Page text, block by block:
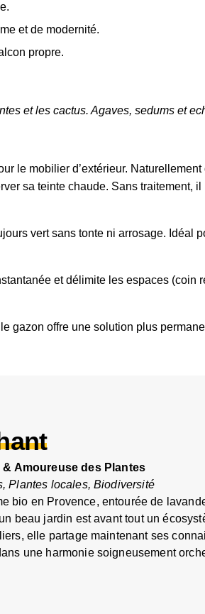
et de modernité.
propre.
et les cactus. Agaves, sedums et
le mobilier d’extérieur.
sa teinte chaude. Sans traitement,
vert sans tonte ni arrosage.
et délimite les espaces
gazon offre une solution plus
Amoureuse des Plantes
Plantes locales, Biodiversité
bio en Provence, entourée de
beau jardin est avant tout un
elle partage maintenant ses
une harmonie soigneusement